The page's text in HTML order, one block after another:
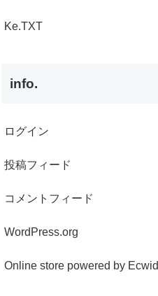
Ke.TXT
info.
ログイン
投稿フィード
コメントフィード
WordPress.org
Online store powered by Ecwid